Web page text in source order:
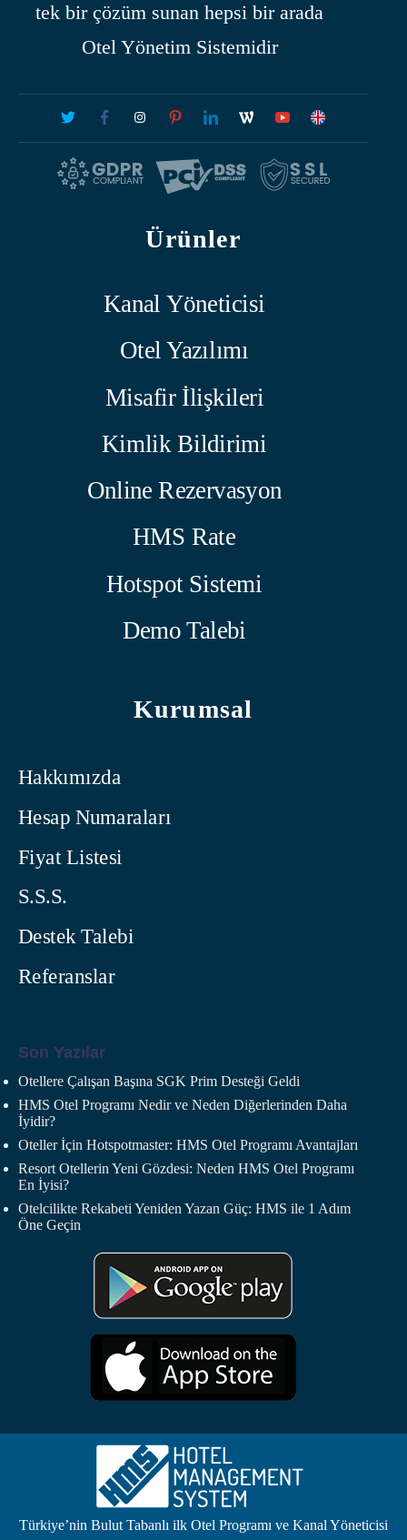
tek bir çözüm sunan hepsi bir arada
Otel Yönetim Sistemidir
Ürünler
Kanal Yöneticisi
Otel Yazılımı
Misafir İlişkileri
Kimlik Bildirimi
Online Rezervasyon
HMS Rate
Hotspot Sistemi
Demo Talebi
Kurumsal
Hakkımızda
Hesap Numaraları
Fiyat Listesi
S.S.S.
Destek Talebi
Referanslar
Son Yazılar
Otellere Çalışan Başına SGK Prim Desteği Geldi
HMS Otel Programı Nedir ve Neden Diğerlerinden Daha
İyidir?
Oteller İçin Hotspotmaster: HMS Otel Programı Avantajları
Resort Otellerin Yeni Gözdesi: Neden HMS Otel Programı
En İyisi?
Otelcilikte Rekabeti Yeniden Yazan Güç: HMS ile 1 Adım
Öne Geçin
Türkiye’nin Bulut Tabanlı ilk Otel Programı ve Kanal Yöneticisi